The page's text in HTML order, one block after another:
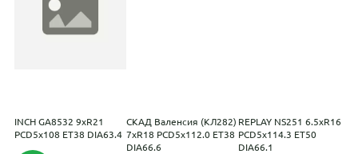
INCH GA8532 9xR21
PCD5x108 ET38 DIA63.4
СКАД Валенсия (КЛ282)
7xR18 PCD5x112.0 ET38
DIA66.6
REPLAY NS251 6.5xR16
PCD5x114.3 ET50
DIA66.1